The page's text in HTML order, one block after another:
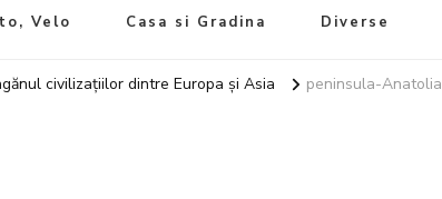
Velo Casa si Gradina Diverse
civilizațiilor dintre Europa și Asia peninsula-Anatolia